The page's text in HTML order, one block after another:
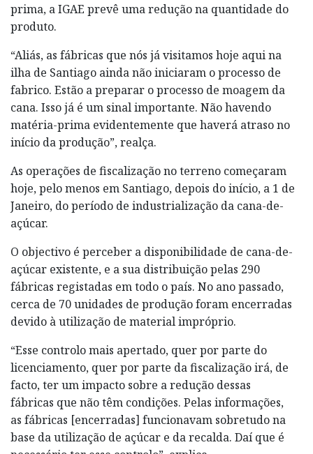
prima, a IGAE prevê uma redução na quantidade do
produto.
“Aliás, as fábricas que nós já visitamos hoje aqui na
ilha de Santiago ainda não iniciaram o processo de
fabrico. Estão a preparar o processo de moagem da
cana. Isso já é um sinal importante. Não havendo
matéria-prima evidentemente que haverá atraso no
início da produção”, realça.
As operações de fiscalização no terreno começaram
hoje, pelo menos em Santiago, depois do início, a 1 de
Janeiro, do período de industrialização da cana-de-
açúcar.
O objectivo é perceber a disponibilidade de cana-de-
açúcar existente, e a sua distribuição pelas 290
fábricas registadas em todo o país. No ano passado,
cerca de 70 unidades de produção foram encerradas
devido à utilização de material impróprio.
“Esse controlo mais apertado, quer por parte do
licenciamento, quer por parte da fiscalização irá, de
facto, ter um impacto sobre a redução dessas
fábricas que não têm condições. Pelas informações,
as fábricas [encerradas] funcionavam sobretudo na
base da utilização de açúcar e da recalda. Daí que é